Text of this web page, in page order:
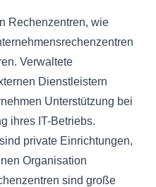
Rechenzentren, wie
Verwaltete
Dienstleistern
Unterstützung bei
ihres IT-Betriebs.
private Einrichtungen,
Organisation
sind große